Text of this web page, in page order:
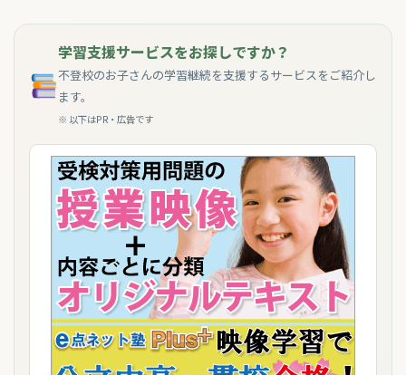
学習支援サービスをお探しですか？
不登校のお子さんの学習継続を支援するサービスをご紹介し
ます。
※ 以下はPR・広告です